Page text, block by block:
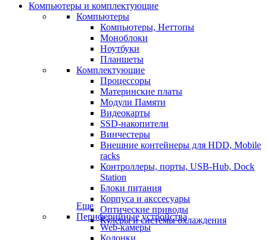
Компьютеры и комплектующие
Компьютеры
Компьютеры, Неттопы
Моноблоки
Ноутбуки
Планшеты
Комплектующие
Процессоры
Материнские платы
Модули Памяти
Видеокарты
SSD-накопители
Винчестеры
Внешние контейнеры для HDD, Mobile
racks
Контроллеры, порты, USB-Hub, Dock
Station
Блоки питания
Корпуса и акссесуары
Оптические приводы
Кулеры и системы охлаждения
Еще
Периферийные устройства
Web-камеры
Колонки